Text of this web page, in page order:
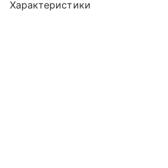
Характеристики